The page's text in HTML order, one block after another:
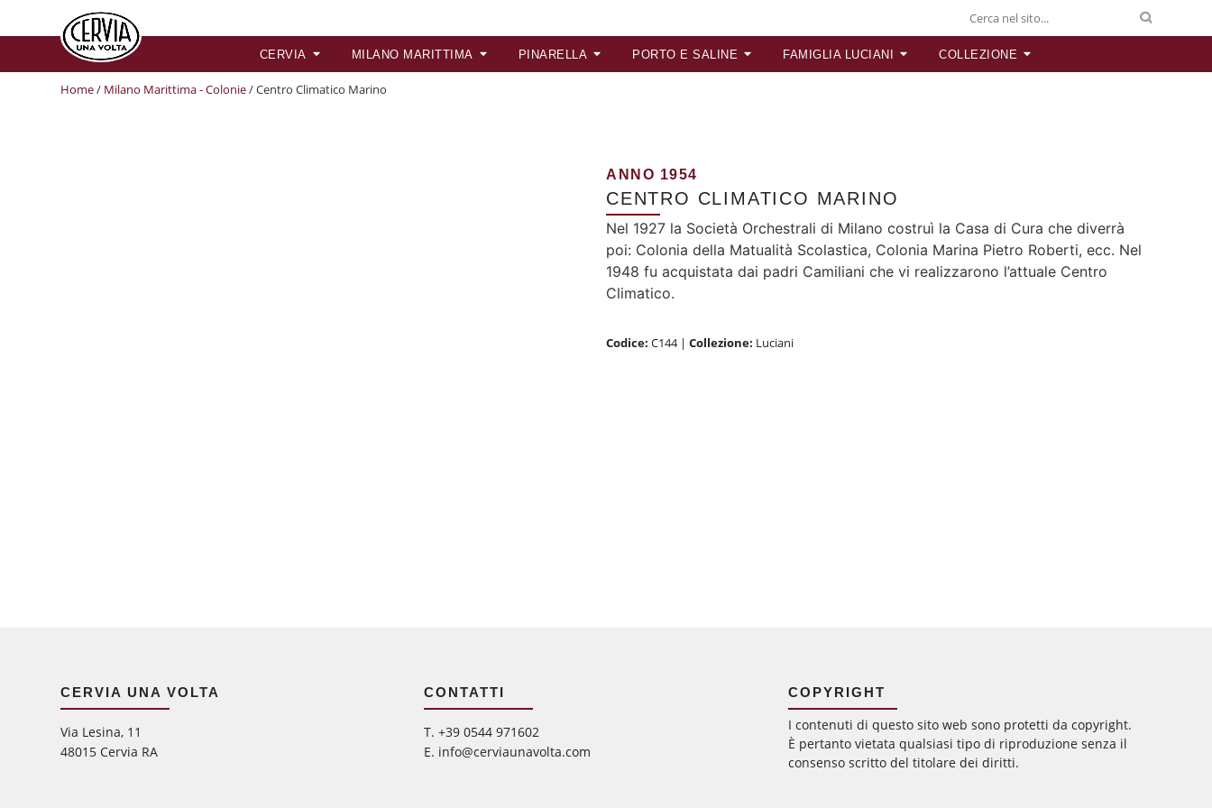
CERVIA MILANO MARITTIMA PINARELLA PORTO E SALINE FAMIGLIA LUCIANI COLLEZIONE
Home/ Milano Marittima - Colonie/ Centro Climatico Marino
ANNO 1954
CENTRO CLIMATICO MARINO
Nel 1927 la Società Orchestrali di Milano costruì la Casa di Cura che diverrà
poi: Colonia della Matualità Scolastica, Colonia Marina Pietro Roberti, ecc. Nel
1948 fu acquistata dai padri Camiliani che vi realizzarono l’attuale Centro
Climatico.
Codice: C144| Collezione: Luciani
CERVIA UNA VOLTA
Via Lesina, 11
48015 Cervia RA
CONTATTI
‭T. +39 0544 971602
E. info@cerviaunavolta.com
COPYRIGHT
I contenuti di questo sito web sono protetti da copyright.
È pertanto vietata qualsiasi tipo di riproduzione senza il
consenso scritto del titolare dei diritti.